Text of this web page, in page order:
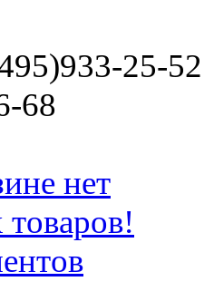
933-25-52
68
нет